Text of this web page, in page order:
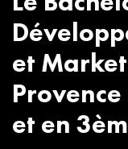
et
et en